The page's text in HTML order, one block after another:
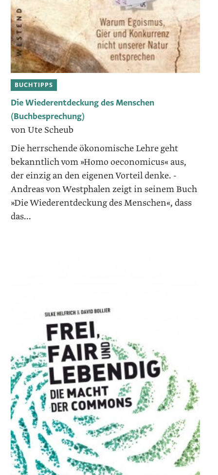
BUCHTIPPS
Die Wiederentdeckung des Menschen
(Buchbesprechung)
von Ute Scheub
Die herrschende ökonomische Lehre geht
bekanntlich vom »Homo oeconomicus« aus,
der einzig an den eigenen Vorteil denke. ­
Andreas von Westphalen zeigt in seinem Buch
»Die Wiederentdeckung des ­Menschen«, dass
das...